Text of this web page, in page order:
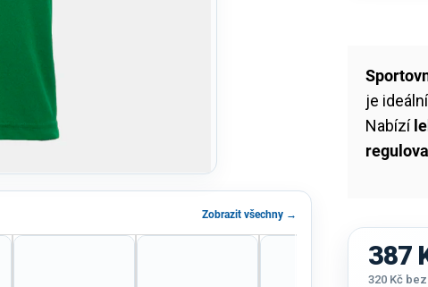
Zobrazit všechny →
je
Nabízí
387
320 Kč